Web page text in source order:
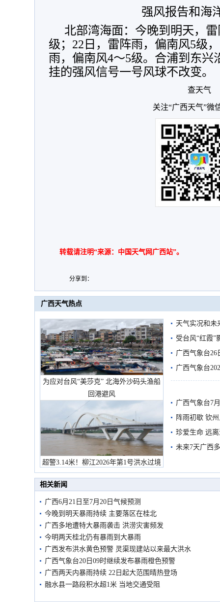
强风报告和海
北部湾海面：今晚到明天，
级；22日，雷阵雨，偏南风5级
雨，偏南风4～5级。合浦到东兴
挂的强风信号一号风球不改变。
查天气
关注“广西天气”微
转载请注明“来源：中国天气网广西站”。
分享到：
广西天气热点
为应对台风“美莎克” 北海外沙码头渔船
回港避风
超警3.14米！柳江2026年第1号洪水过境
市民在堤岸见证汛况
天气实况和未
受台风“红霞”
有较强降雨
广西气象台26
广西气象台
预警
广西气象台7
阵雨初歇 钦
珍爱生命 远
未来7天广西
相关新闻
广西6月21日至7月20日气候预测
今晚到明天暴雨持续 主要落区在桂北
广西多地遭特大暴雨袭击 洪涝灾害频发
今明两天桂北仍有暴雨到大暴雨
广西发布洪水黄色预警 灵渠现建站以来最大洪水
广西气象台20日09时继续发布暴雨橙色预警
广西两天内暴雨持续 22日起大范围晴热登场
融水县一路段积水超1米 当地交通受阻